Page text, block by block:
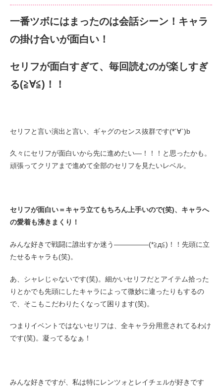
一番ツボにはまったのは会話シーン！キャラ
の掛け合いが面白い！
セリフが面白すぎて、毎回読むのが楽しすぎ
る(≧∀≦)！！
セリフと言い演出と言い、ギャグのセンス抜群です(*´∀`)b
久々にセリフが面白いから先に進めたい―！！！と思ったかも。
頑張ってクリアまで進めて全部のセリフを見たいレベル。
セリフが面白い＝キャラ立てもちろん上手いので(笑)、 キャラへ
の愛着も沸きまくり！
みんな好きで戦闘に誰出すか迷う―――――(*≧д≦)！！先頭に立
たせるキャラも(笑)。
あ、シャレじゃないです(笑)。細かいセリフだとアイテム拾った
りとかでも先頭にしたキャラによって微妙に違ったりもするの
で、そこもこだわりたくなって困ります(笑)。
つまりイベントではないセリフは、全キャラ分用意されてるわけ
です(笑)。凝ってるなぁ！
みんな好きですが、私は特にレンツォとレイチェルが好きです